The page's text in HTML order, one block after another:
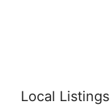
Local Listings